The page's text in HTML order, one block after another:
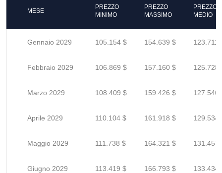
MESE
PREZZO
MINIMO
PREZZO
MASSIMO
PREZZO
MEDIO
Gennaio 2029 105.154 $ 154.639 $ 123.711
Febbraio 2029 106.869 $ 157.160 $ 125.728
Marzo 2029 108.409 $ 159.426 $ 127.540
Aprile 2029 110.104 $ 161.918 $ 129.534
Maggio 2029 111.738 $ 164.321 $ 131.457
Giugno 2029 113.419 $ 166.793 $ 133.434